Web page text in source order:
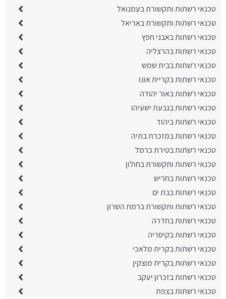
טכנאי רשתות ותקשורת בעמנואל
טכנאי רשתות ותקשורת באריאל
טכנאי רשתות באבני חפץ
טכנאי רשתות בהרצליה
טכנאי רשתות בבית שמש
טכנאי רשתות בקריית אונו
טכנאי רשתות באור יהודה
טכנאי רשתות בגבעת ישעיהו
טכנאי רשתות ביהוד
טכנאי רשתות במזכרת בתיה
טכנאי רשתות בטירת כרמל
טכנאי רשתות ותקשורת בחולון
טכנאי רשתות בחריש
טכנאי רשתות בבת ים
טכנאי רשתות ותקשורת ברמת השרון
טכנאי רשתות בחדרה
טכנאי רשתות בקיסריה
טכנאי רשתות בקרית מלאכי
טכנאי רשתות בקרית מוצקין
טכנאי רשתות בזכרון יעקב
טכנאי רשתות בצפת